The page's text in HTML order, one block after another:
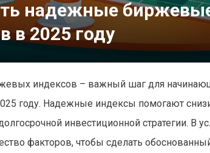
надежные
в 2025 году
индексов – важный шаг для
году. Надежные индексы помогают
инвестиционной стратегии. В
факторов, чтобы сделать